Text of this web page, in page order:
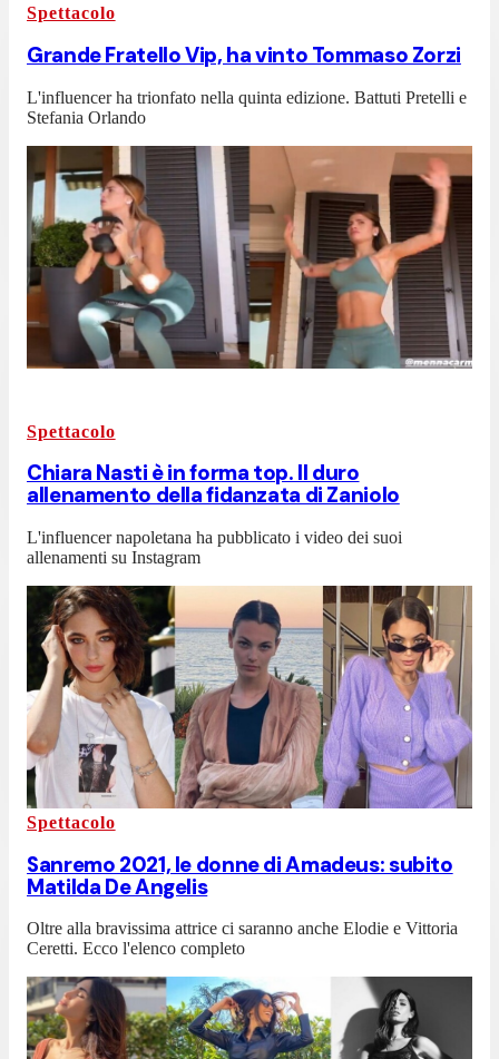
Spettacolo
Grande Fratello Vip, ha vinto Tommaso Zorzi
L'influencer ha trionfato nella quinta edizione. Battuti Pretelli e
Stefania Orlando
Spettacolo
Chiara Nasti è in forma top. Il duro
allenamento della fidanzata di Zaniolo
L'influencer napoletana ha pubblicato i video dei suoi
allenamenti su Instagram
Spettacolo
Sanremo 2021, le donne di Amadeus: subito
Matilda De Angelis
Oltre alla bravissima attrice ci saranno anche Elodie e Vittoria
Ceretti. Ecco l'elenco completo